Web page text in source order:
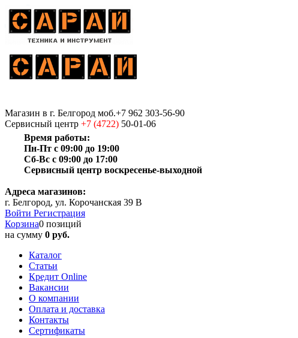
Магазин в г. Белгород моб.+7 962 303-56-90
Сервисный центр +7 (4722) 50-01-06
Время работы:
Пн-Пт с 09:00 до 19:00
Сб-Вс с 09:00 до 17:00
Сервисный центр воскресенье-выходной
Адреса магазинов:
г. Белгород, ул. Корочанская 39 В
Войти Регистрация
Корзина0 позиций
на сумму 0 руб.
Каталог
Статьи
Кредит Online
Вакансии
О компании
Оплата и доставка
Контакты
Сертификаты